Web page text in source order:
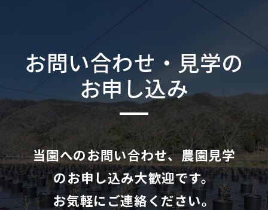
お問い合わせ・見学の
お申し込み
当園へのお問い合わせ、農園見学
のお申し込み大歓迎です。
お気軽にご連絡ください。